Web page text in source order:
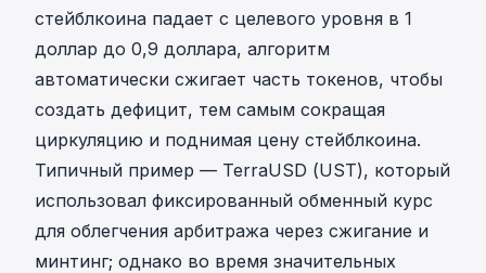
стейблкоина падает с целевого уровня в 1
доллар до 0,9 доллара, алгоритм
автоматически сжигает часть токенов, чтобы
создать дефицит, тем самым сокращая
циркуляцию и поднимая цену стейблкоина.
Типичный пример — TerraUSD (UST), который
использовал фиксированный обменный курс
для облегчения арбитража через сжигание и
минтинг; однако во время значительных